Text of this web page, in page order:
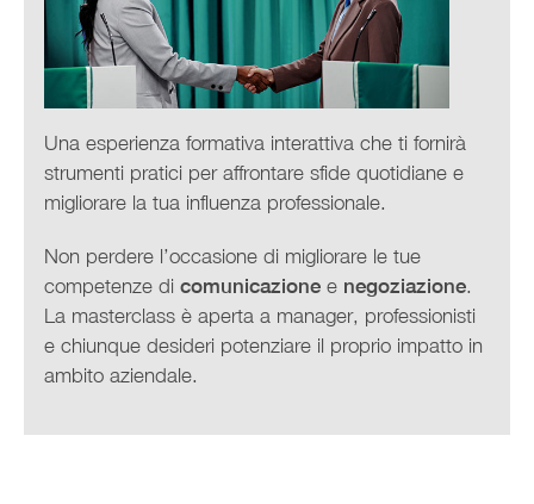
Una esperienza formativa interattiva che ti fornirà
strumenti pratici per affrontare sfide quotidiane e
migliorare la tua influenza professionale.
Non perdere l’occasione di migliorare le tue
competenze di comunicazione e negoziazione.
La masterclass è aperta a manager, professionisti
e chiunque desideri potenziare il proprio impatto in
ambito aziendale.